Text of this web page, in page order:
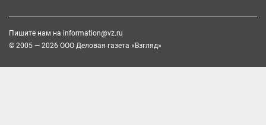
Пишите нам на information@vz.ru
© 2005 — 2026 ООО Деловая газета «Взгляд»